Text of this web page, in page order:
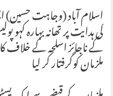
اسلام آباد (وجاہت
کی ہدایت پر تھانہ بہارہ
کے ناجائز اسلحہ کے
ملزمان کوگرفتار کر لیا